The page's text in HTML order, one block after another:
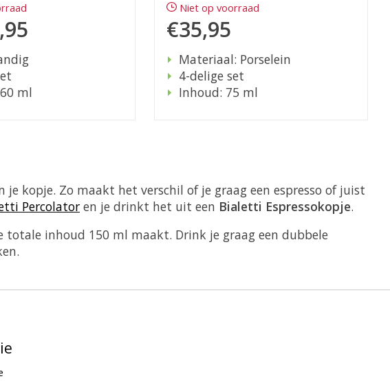
ml
Niet op voorraad
€35,95
Materiaal: Porselein
4-delige set
Inhoud: 75 ml
kopje. Zo maakt het verschil of je graag een espresso of juist
Percolator en je drinkt het uit een Bialetti Espressokopje.
totale inhoud 150 ml maakt. Drink je graag een dubbele